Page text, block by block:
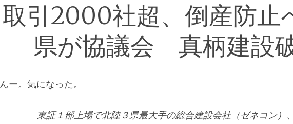
取引2000社超、倒産防止
県が協議会 真柄建設
んー。気になった。
東証１部上場で北陸３県最大手の総合建設会社（ゼネコン）